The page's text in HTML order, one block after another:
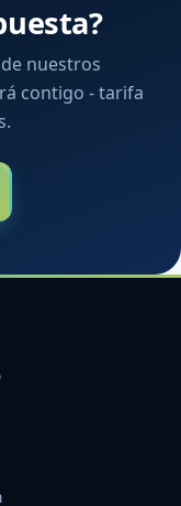
nuestros
contigo - tarifa